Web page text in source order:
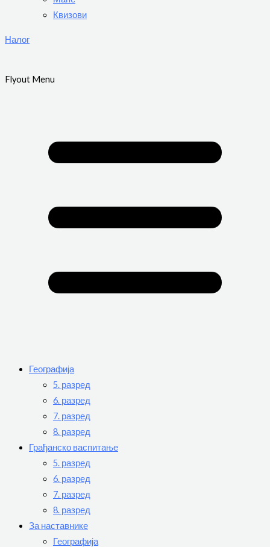
Квизови
Налог
Flyout Menu
Географија
5. разред
6. разред
7. разред
8. разред
Грађанско васпитање
5. разред
6. разред
7. разред
8. разред
За наставнике
Географија